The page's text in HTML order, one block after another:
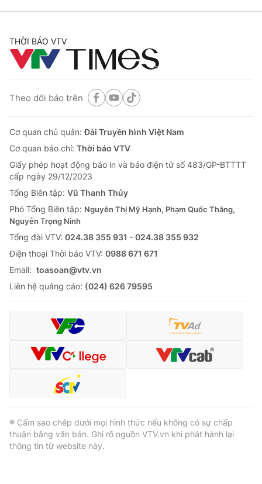
Phó Tổng Biên tập:
Nguyễn Trọng Ninh
Tổng đài VTV:
024.38 355 931 - 024.38 355 932
Email:toasoan@vtv.vn
® Cấm sao chép dưới mọi hình thức nếu không có sự chấp
thuận bằng văn bản. Ghi rõ nguồn VTV.vn khi phát hành lại
THỜI BÁO VTV
Theo dõi báo trên
Cơ quan chủ quản:Đài Truyền hình Việt Nam
Cơ quan báo chí: Thời báo VTV
Giấy phép hoạt động báo in và báo điện tử số 483/GP-BTTTT
cấp ngày 29/12/2023
Tổng Biên tập: Vũ Thanh Thủy
Phó Tổng Biên tập: Nguyễn Thị Mỹ Hạnh, Phạm Quốc Thắng,
Nguyễn Trọng Ninh
Tổng đài VTV: 024.38 355 931 - 024.38 355 932
Ðiện thoại Thời báo VTV: 0988 671 671
Email: toasoan@vtv.vn
Liên hệ quảng cáo: (024) 626 79595
® Cấm sao chép dưới mọi hình thức nếu không có sự chấp
thuận bằng văn bản. Ghi rõ nguồn VTV.vn khi phát hành lại
thông tin từ website này.